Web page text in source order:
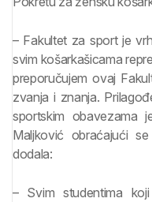
– Fakultet za sport je
svim košarkašicama
preporučujem ovaj
zvanja i znanja.
sportskim obavezama
Maljković obraćajući
dodala:
– Svim studentima